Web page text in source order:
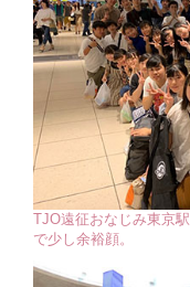
TJO遠征おなじみ東京
で少し余裕顔。